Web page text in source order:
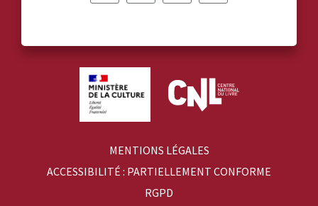
MENTIONS LÉGALES
ACCESSIBILITÉ : PARTIELLEMENT CONFORME
RGPD